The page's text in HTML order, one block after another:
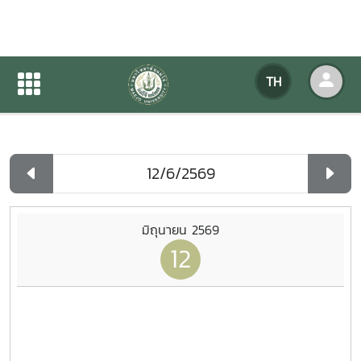
TH
ปฏิทินกิจกรรมของหน่วยงาน
ปฏิทินกิจกรรมของหน่วยงาน
มิถุนายน 2569
12